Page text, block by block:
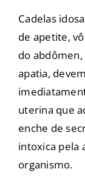
Cadelas
de apetite,
do
apatia,
uterina que
enche de
intoxica pela
organismo.